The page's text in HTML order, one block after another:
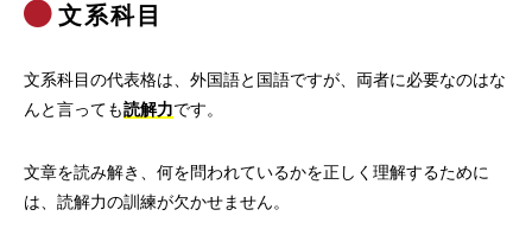
文系科目
文系科目の代表格は、外国語と国語ですが、両者に必要なのはな
んと言っても読解力です。
文章を読み解き、何を問われているかを正しく理解するために
は、読解力の訓練が欠かせません。